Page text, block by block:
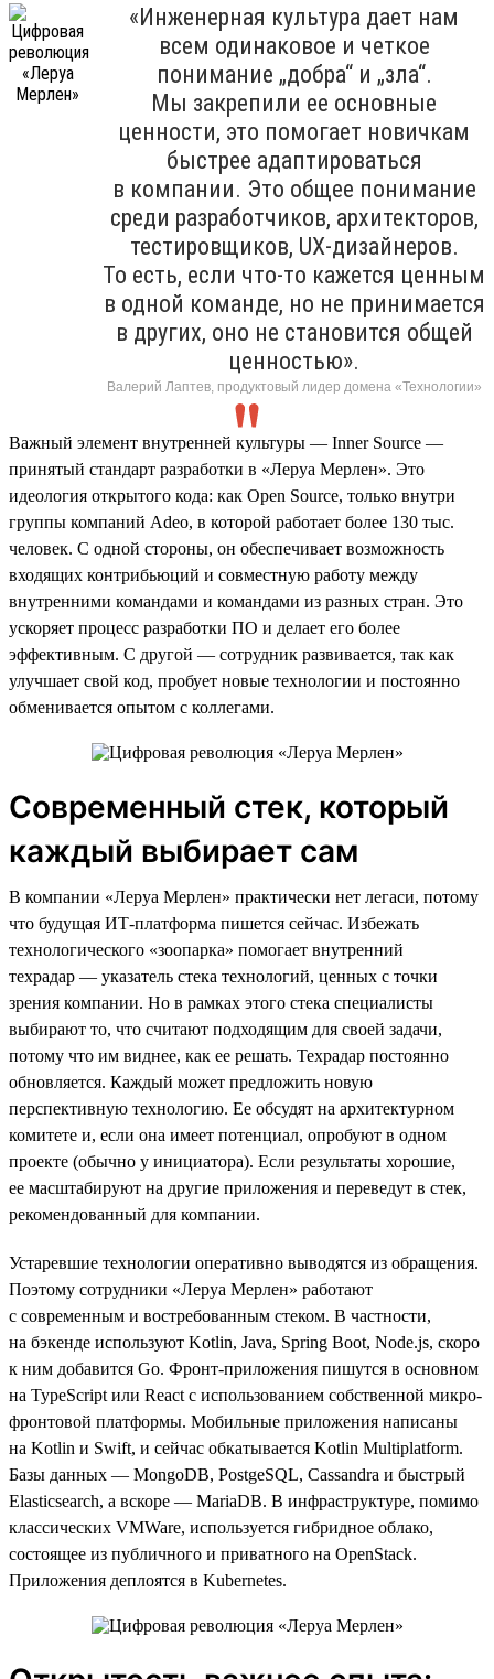
«Инженерная культура дает нам
всем одинаковое и четкое
понимание „добра“ и „зла“.
Мы закрепили ее основные
ценности, это помогает новичкам
быстрее адаптироваться
в компании. Это общее понимание
среди разработчиков, архитекторов,
тестировщиков, UX-дизайнеров.
То есть, если что-то кажется ценным
в одной команде, но не принимается
в других, оно не становится общей
ценностью».
Валерий Лаптев, продуктовый лидер домена «Технологии»
Важный элемент внутренней культуры — Inner Source —
принятый стандарт разработки в «Леруа Мерлен». Это
идеология открытого кода: как Open Source, только внутри
группы компаний Adeo, в которой работает более 130 тыс.
человек. С одной стороны, он обеспечивает возможность
входящих контрибьюций и совместную работу между
внутренними командами и командами из разных стран. Это
ускоряет процесс разработки ПО и делает его более
эффективным. С другой — сотрудник развивается, так как
улучшает свой код, пробует новые технологии и постоянно
обменивается опытом с коллегами.
Современный стек, который
каждый выбирает сам
В компании «Леруа Мерлен» практически нет легаси, потому
что будущая ИТ-платформа пишется сейчас. Избежать
технологического «зоопарка» помогает внутренний
техрадар — указатель стека технологий, ценных с точки
зрения компании. Но в рамках этого стека специалисты
выбирают то, что считают подходящим для своей задачи,
потому что им виднее, как ее решать. Техрадар постоянно
обновляется. Каждый может предложить новую
перспективную технологию. Ее обсудят на архитектурном
комитете и, если она имеет потенциал, опробуют в одном
проекте (обычно у инициатора). Если результаты хорошие,
ее масштабируют на другие приложения и переведут в стек,
рекомендованный для компании.
Устаревшие технологии оперативно выводятся из обращения.
Поэтому сотрудники «Леруа Мерлен» работают
с современным и востребованным стеком. В частности,
на бэкенде используют Kotlin, Java, Spring Boot, Node.js, скоро
к ним добавится Go. Фронт-приложения пишутся в основном
на TypeScript или React с использованием собственной микро-
фронтовой платформы. Мобильные приложения написаны
на Kotlin и Swift, и сейчас обкатывается Kotlin Multiplatform.
Базы данных — MongoDB, PostgeSQL, Cassandra и быстрый
Elasticsearch, а вскоре — MariaDB. В инфраструктуре, помимо
классических VMWare, используется гибридное облако,
состоящее из публичного и приватного на OpenStack.
Приложения деплоятся в Kubernetes.